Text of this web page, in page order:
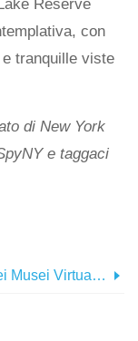
Reserve
con
tranquille viste
di New York
e taggaci
Nello Stato Di New York